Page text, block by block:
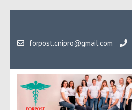
вмісту
Enter)
forpost.dnipro@gmail.com